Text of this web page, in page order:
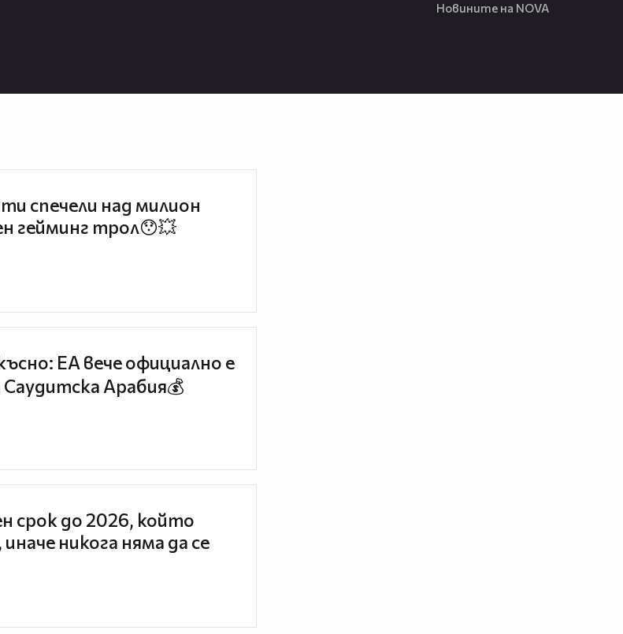
Новините на NOVA
спечели над милион
гейминг трол😯💥
EA вече официално е
Арабия💰
срок до 2026, който
никога няма да се